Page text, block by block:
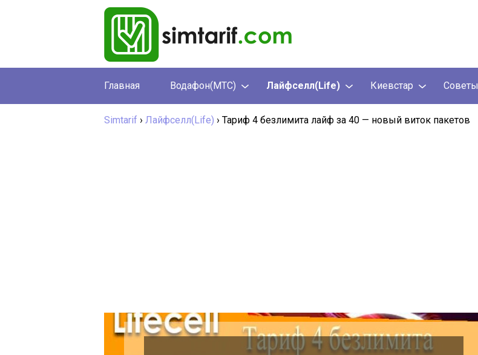
Главная Водафон(МТС) Лайфселл(Life) Киевстар Советы
Simtarif › Лайфселл(Life) › Тариф 4 безлимита лайф за 40 — новый виток пакетов